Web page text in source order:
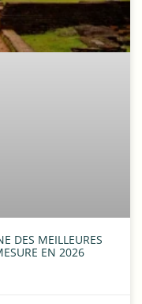
DES MEILLEURES
EN 2026